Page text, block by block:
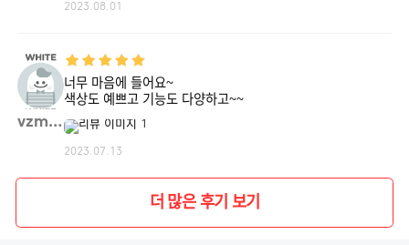
2023.08.01
vzmff**
너무 마음에 들어요~
색상도 예쁘고 기능도 다양하고~~
2023.07.13
더 많은 후기 보기